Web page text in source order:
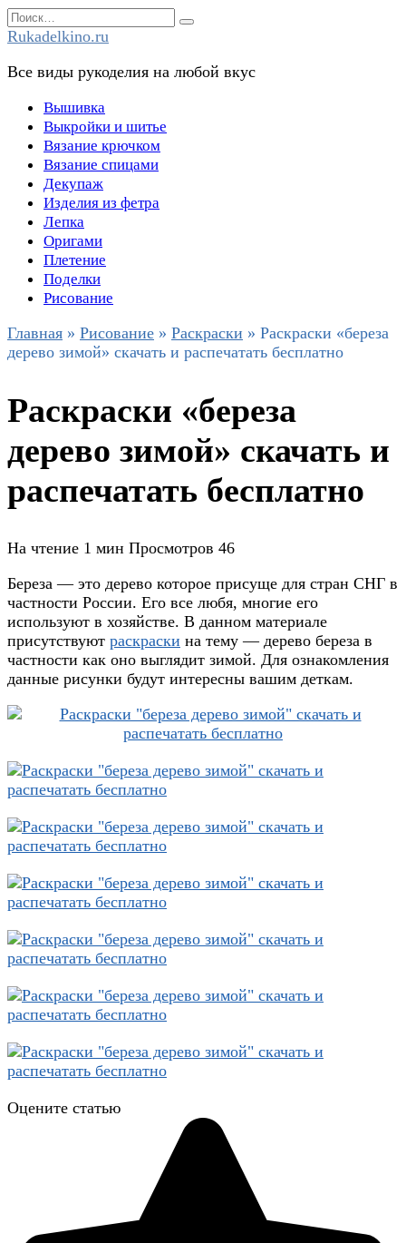
Перейти
к
Search
for:
Rukadelkino.ru
Все виды рукоделия на любой вкус
Вышивка
Выкройки и шитье
Вязание крючком
Вязание спицами
Декупаж
Изделия из фетра
Лепка
Оригами
Плетение
Поделки
Рисование
Главная » Рисование » Раскраски » Раскраски «береза
дерево зимой» скачать и распечатать бесплатно
Раскраски «береза
дерево зимой» скачать и
распечатать бесплатно
На чтение 1 мин Просмотров 46
Береза — это дерево которое присуще для стран СНГ в
частности России. Его все любя, многие его
используют в хозяйстве. В данном материале
присутствуют раскраски на тему — дерево береза в
частности как оно выглядит зимой. Для ознакомления
данные рисунки будут интересны вашим деткам.
Оцените статью